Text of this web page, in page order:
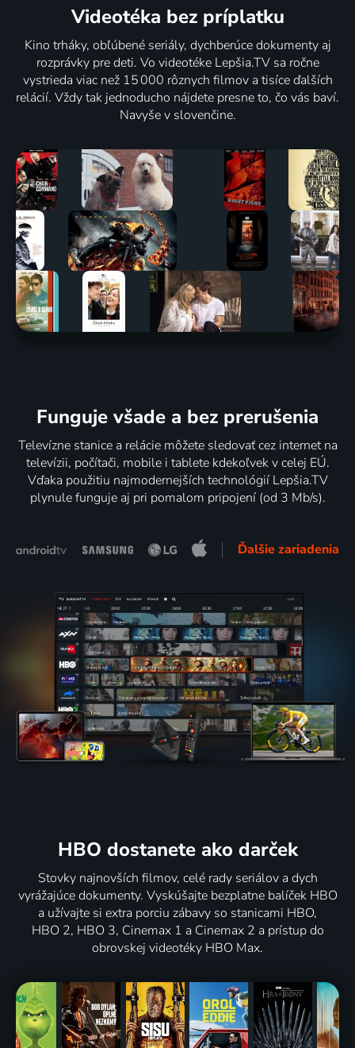
Videotéka bez príplatku
Kino trháky, obľúbené seriály, dychberúce dokumenty aj
rozprávky pre deti. Vo videotéke Lepšia.TV sa ročne
vystrieda viac než 15 000 rôznych filmov a tisíce ďalších
relácií. Vždy tak jednoducho nájdete presne to, čo vás baví.
Navyše v slovenčine.
Funguje všade a bez prerušenia
Televízne stanice a relácie môžete sledovať cez internet na
televízii, počítači, mobile i tablete kdekoľvek v celej EÚ.
Vďaka použitiu najmodernejších technológií Lepšia.TV
plynule funguje aj pri pomalom pripojení (od 3 Mb/s).
Ďalšie zariadenia
HBO dostanete ako darček
Stovky najnovších filmov, celé rady seriálov a dych
vyrážajúce dokumenty. Vyskúšajte bezplatne balíček HBO
a užívajte si extra porciu zábavy so stanicami HBO,
HBO 2, HBO 3, Cinemax 1 a Cinemax 2 a prístup do
obrovskej videotéky HBO Max.